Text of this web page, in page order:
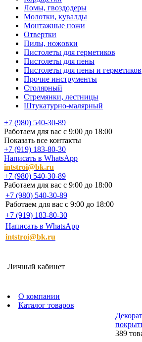
Ломы, гвоздодеры
Молотки, кувалды
Монтажные ножи
Отвертки
Пилы, ножовки
Пистолеты для герметиков
Пистолеты для пены
Пистолеты для пены и герметиков
Прочие инструменты
Столярный
Стремянки, лестницы
Штукатурно-малярный
+7 (980) 540-30-89
Работаем для вас с 9:00 до 18:00
Показать все контакты
+7 (919) 183-80-30
Написать в WhatsApp
intstroi@bk.ru
+7 (980) 540-30-89
Работаем для вас с 9:00 до 18:00
+7 (980) 540-30-89
Работаем для вас с 9:00 до 18:00
+7 (919) 183-80-30
Написать в WhatsApp
intstroi@bk.ru
Личный кабинет
О компании
Каталог товаров
389